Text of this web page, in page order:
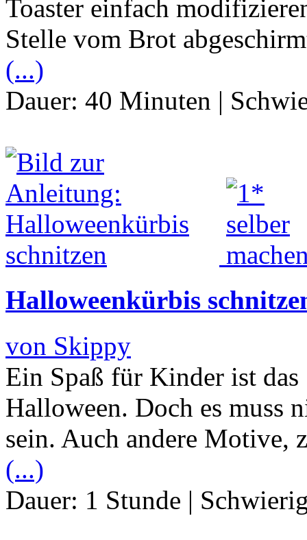
Toaster einfach
Stelle vom Brot
(...)
Dauer: 40 Minuten |
Halloweenkürbis
von Skippy
Ein Spaß für Kinder ist
Halloween. Doch es muss
sein. Auch andere Motive,
(...)
Dauer: 1 Stunde |